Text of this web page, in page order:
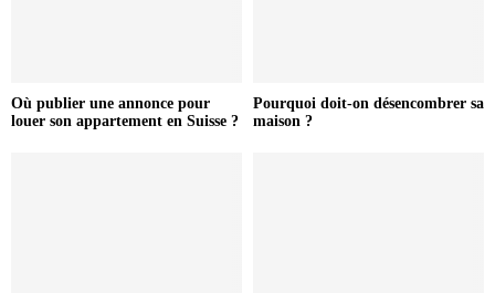
Où publier une annonce pour
louer son appartement en Suisse ?
Pourquoi doit-on désencombrer sa
maison ?